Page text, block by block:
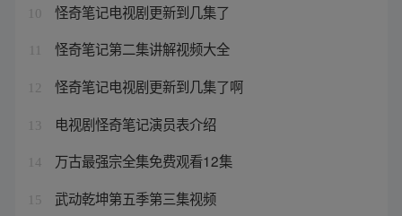
10 怪奇笔记电视剧更新到几集了
怪奇笔记第二集讲解视频大全
12 怪奇笔记电视剧更新到几集了啊
13 电视剧怪奇笔记演员表介绍
14 万古最强宗全集免费观看12集
15 武动乾坤第五季第三集视频